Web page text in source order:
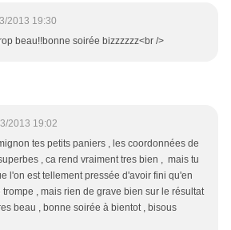
2013 19:30
beau!!bonne soirée bizzzzzz<br />
2013 19:02
tes petits paniers , les coordonnées de
, ca rend vraiment tres bien , mais tu
l'on est tellement pressée d'avoir fini qu'en
trompe , mais rien de grave bien sur le résultat
beau , bonne soirée à bientot , bisous